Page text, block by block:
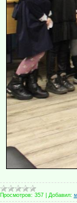
Просмотров: 357 Добавил: